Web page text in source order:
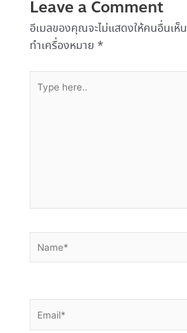
Leave a Comment
อีเมลของคุณจะไม่แสดงให้คนอื่นเห็น
ทำเครื่องหมาย *
Type
here..
Name*
Email*